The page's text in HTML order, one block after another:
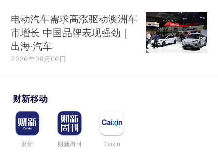
电动汽车需求高涨驱动澳洲车
市增长 中国品牌表现强劲｜
出海·汽车
2026年08月06日
财新移动
财新 财新周刊 Caixin